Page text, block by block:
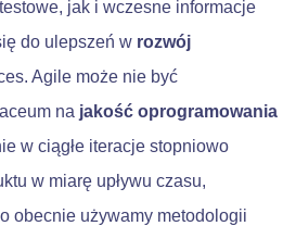
jak i wczesne informacje
do ulepszeń w rozwój
Agile może nie być
na jakość oprogramowania
w ciągłe iteracje stopniowo
w miarę upływu czasu,
obecnie używamy metodologii